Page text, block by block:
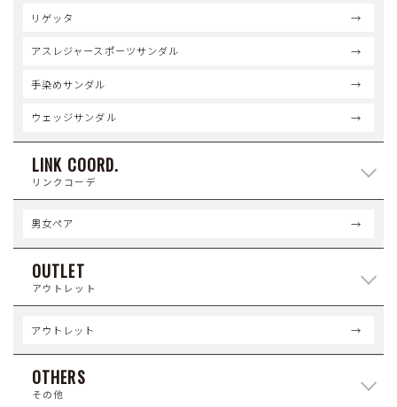
リゲッタ
アスレジャースポーツサンダル
手染めサンダル
ウェッジサンダル
LINK COORD.
リンクコーデ
男女ペア
OUTLET
アウトレット
アウトレット
OTHERS
その他